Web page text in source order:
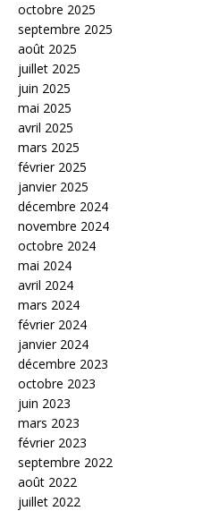
octobre 2025
septembre 2025
août 2025
juillet 2025
juin 2025
mai 2025
avril 2025
mars 2025
février 2025
janvier 2025
décembre 2024
novembre 2024
octobre 2024
mai 2024
avril 2024
mars 2024
février 2024
janvier 2024
décembre 2023
octobre 2023
juin 2023
mars 2023
février 2023
septembre 2022
août 2022
juillet 2022